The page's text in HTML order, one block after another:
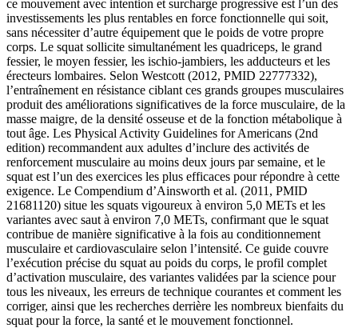
ce mouvement avec intention et surcharge progressive est l’un des
investissements les plus rentables en force fonctionnelle qui soit,
sans nécessiter d’autre équipement que le poids de votre propre
corps. Le squat sollicite simultanément les quadriceps, le grand
fessier, le moyen fessier, les ischio-jambiers, les adducteurs et les
érecteurs lombaires. Selon Westcott (2012, PMID 22777332),
l’entraînement en résistance ciblant ces grands groupes musculaires
produit des améliorations significatives de la force musculaire, de la
masse maigre, de la densité osseuse et de la fonction métabolique à
tout âge. Les Physical Activity Guidelines for Americans (2nd
edition) recommandent aux adultes d’inclure des activités de
renforcement musculaire au moins deux jours par semaine, et le
squat est l’un des exercices les plus efficaces pour répondre à cette
exigence. Le Compendium d’Ainsworth et al. (2011, PMID
21681120) situe les squats vigoureux à environ 5,0 METs et les
variantes avec saut à environ 7,0 METs, confirmant que le squat
contribue de manière significative à la fois au conditionnement
musculaire et cardiovasculaire selon l’intensité. Ce guide couvre
l’exécution précise du squat au poids du corps, le profil complet
d’activation musculaire, des variantes validées par la science pour
tous les niveaux, les erreurs de technique courantes et comment les
corriger, ainsi que les recherches derrière les nombreux bienfaits du
squat pour la force, la santé et le mouvement fonctionnel.